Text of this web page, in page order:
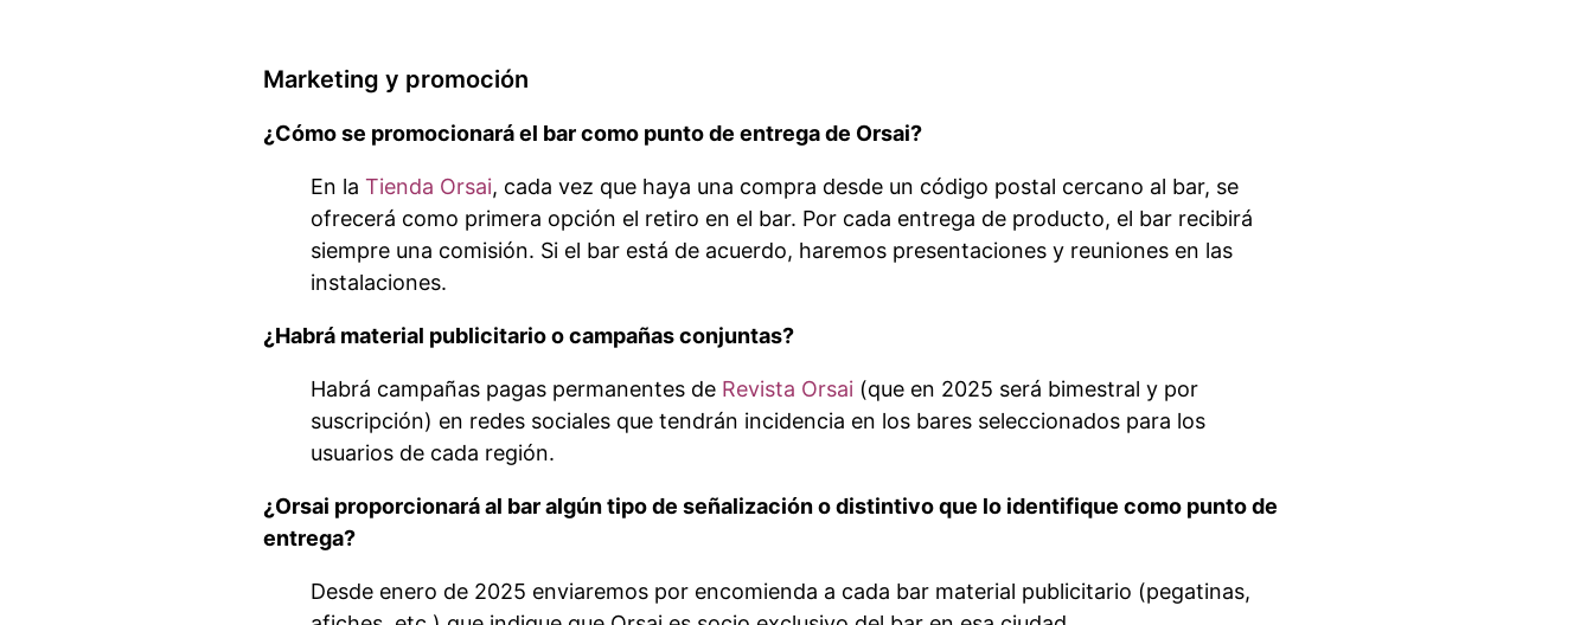
Marketing y promoción
¿Cómo se promocionará el bar como punto de entrega de Orsai?
En la Tienda Orsai, cada vez que haya una compra desde un código postal cercano al bar, se
ofrecerá como primera opción el retiro en el bar. Por cada entrega de producto, el bar recibirá
siempre una comisión. Si el bar está de acuerdo, haremos presentaciones y reuniones en las
instalaciones.
¿Habrá material publicitario o campañas conjuntas?
Habrá campañas pagas permanentes de Revista Orsai (que en 2025 será bimestral y por
suscripción) en redes sociales que tendrán incidencia en los bares seleccionados para los
usuarios de cada región.
¿Orsai proporcionará al bar algún tipo de señalización o distintivo que lo identifique como punto de
entrega?
Desde enero de 2025 enviaremos por encomienda a cada bar material publicitario (pegatinas,